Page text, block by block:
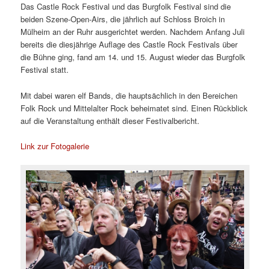
Das Castle Rock Festival und das Burgfolk Festival sind die
beiden Szene-Open-Airs, die jährlich auf Schloss Broich in
Mülheim an der Ruhr ausgerichtet werden. Nachdem Anfang Juli
bereits die diesjährige Auflage des Castle Rock Festivals über
die Bühne ging, fand am 14. und 15. August wieder das Burgfolk
Festival statt.
Mit dabei waren elf Bands, die hauptsächlich in den Bereichen
Folk Rock und Mittelalter Rock beheimatet sind. Einen Rückblick
auf die Veranstaltung enthält dieser Festivalbericht.
Link zur Fotogalerie